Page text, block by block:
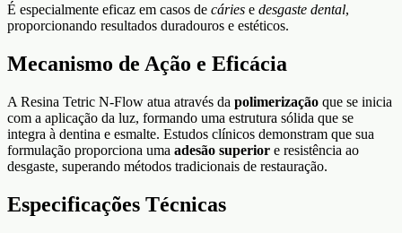
É especialmente eficaz em casos de cáries e desgaste dental,
proporcionando resultados duradouros e estéticos.
Mecanismo de Ação e Eficácia
A Resina Tetric N-Flow atua através da polimerização que se inicia
com a aplicação da luz, formando uma estrutura sólida que se
integra à dentina e esmalte. Estudos clínicos demonstram que sua
formulação proporciona uma adesão superior e resistência ao
desgaste, superando métodos tradicionais de restauração.
Especificações Técnicas